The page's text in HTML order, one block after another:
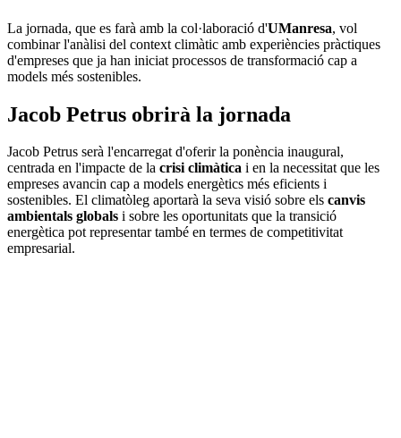
La jornada, que es farà amb la col·laboració d'UManresa, vol
combinar l'anàlisi del context climàtic amb experiències pràctiques
d'empreses que ja han iniciat processos de transformació cap a
models més sostenibles.
Jacob Petrus obrirà la jornada
Jacob Petrus serà l'encarregat d'oferir la ponència inaugural,
centrada en l'impacte de la crisi climàtica i en la necessitat que les
empreses avancin cap a models energètics més eficients i
sostenibles. El climatòleg aportarà la seva visió sobre els canvis
ambientals globals i sobre les oportunitats que la transició
energètica pot representar també en termes de competitivitat
empresarial.